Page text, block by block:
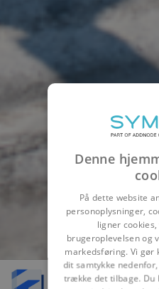
Overblik
Denne
På dette website
personoplysninger,
ligner
brugeroplevelsen og
markedsføring. Vi gør
dit samtykke
trække det tilbage. Du